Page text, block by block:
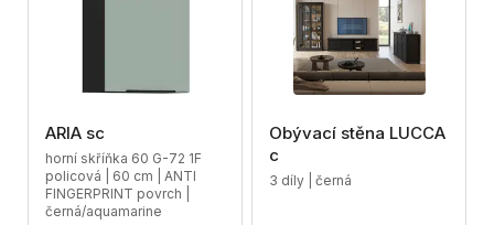
ARIA sc
horní skříňka 60 G-72 1F
policová | 60 cm | ANTI
FINGERPRINT povrch |
černá/aquamarine
Obývací stěna LUCCA
c
3 díly | černá